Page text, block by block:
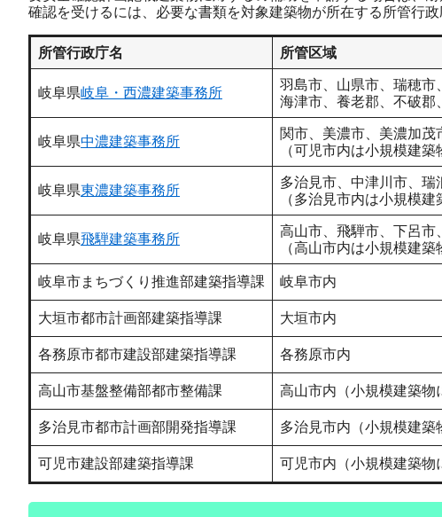
確認を受けるには、必要な書類を対象建築物が所在する所管行
所管行政庁名 所管区域
岐阜県岐阜・西濃建築事務所
羽島市、山県市、瑞穂市
海津市、養老郡、不破郡
岐阜県中濃建築事務所
関市、美濃市、美濃加茂
（可児市内は小規模建築
岐阜県東濃建築事務所
多治見市、中津川市、瑞
（多治見市内は小規模建
岐阜県飛騨建築事務所
高山市、飛騨市、下呂市
（高山市内は小規模建築
岐阜市まちづくり推進部建築指導課 岐阜市内
大垣市都市計画部建築指導課 大垣市内
各務原市都市建設部建築指導課 各務原市内
高山市基盤整備部都市整備課 高山市内（小規模建築物
多治見市都市計画部開発指導課 多治見市内（小規模建築
可児市建設部建築指導課 可児市内（小規模建築物